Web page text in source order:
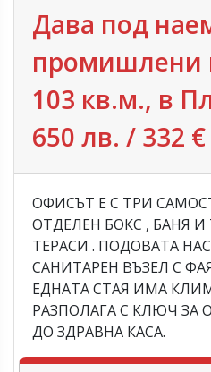
Дава под
промишлени
103 кв.м., в
650 лв. / 332 €
ОФИСЪТ Е С ТРИ
ОТДЕЛЕН БОКС , БАНЯ
ТЕРАСИ . ПОДОВАТА
САНИТАРЕН ВЪЗЕЛ С
ЕДНАТА СТАЯ ИМА
РАЗПОЛАГА С КЛЮЧ ЗА
ДО ЗДРАВНА КАСА.